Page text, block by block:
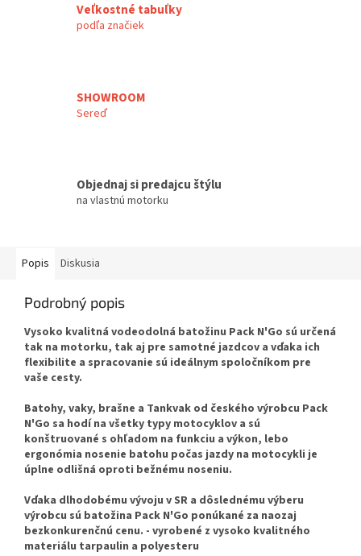
Veľkostné tabuľky
podľa značiek
SHOWROOM
Sereď
Objednaj si predajcu štýlu
na vlastnú motorku
Popis Diskusia
Podrobný popis
Vysoko kvalitná vodeodolná batožinu Pack N'Go sú určená
tak na motorku, tak aj pre samotné jazdcov a vďaka ich
flexibilite a spracovanie sú ideálnym spoločníkom pre
vaše cesty.
Batohy, vaky, brašne a Tankvak od českého výrobcu Pack
N'Go sa hodí na všetky typy motocyklov a sú
konštruované s ohľadom na funkciu a výkon, lebo
ergonómia nosenie batohu počas jazdy na motocykli je
úplne odlišná oproti bežnému noseniu.
Vďaka dlhodobému vývoju v SR a dôslednému výberu
výrobcu sú batožina Pack N'Go ponúkané za naozaj
bezkonkurenčnú cenu. - vyrobené z vysoko kvalitného
materiálu tarpaulin a polyesteru